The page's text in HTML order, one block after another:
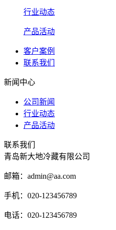
行业动态
产品活动
客户案例
联系我们
新闻中心
公司新闻
行业动态
产品活动
联系我们
青岛新大地冷藏有限公司
邮箱：admin@aa.com
手机：020-123456789
电话：020-123456789